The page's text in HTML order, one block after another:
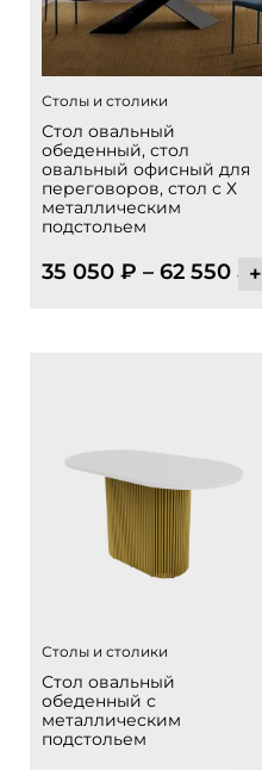
Столы и столики
Стол овальный
обеденный, стол
овальный офисный для
переговоров, стол с Х
металлическим
подстольем
35 050 ₽ – 62 550 ₽+
Столы и столики
Стол овальный
обеденный с
металлическим
подстольем